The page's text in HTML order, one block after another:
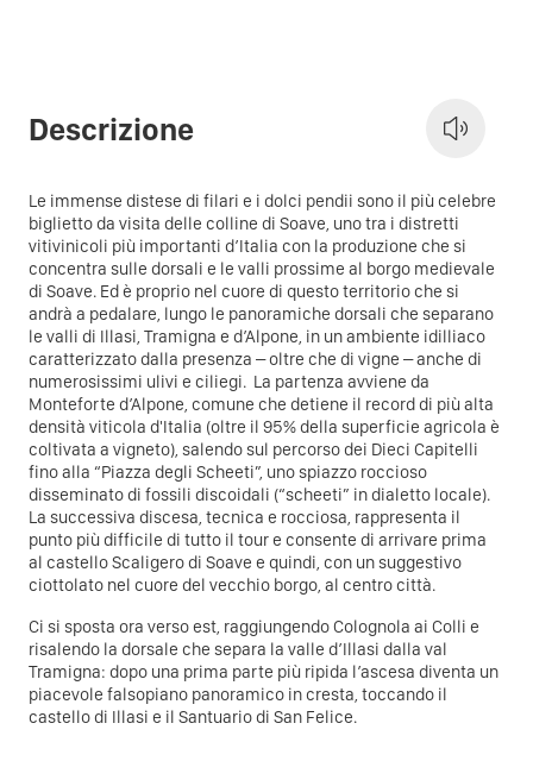
Descrizione
Le immense distese di filari e i dolci pendii sono il più celebre
biglietto da visita delle colline di Soave, uno tra i distretti
vitivinicoli più importanti d’Italia con la produzione che si
concentra sulle dorsali e le valli prossime al borgo medievale
di Soave. Ed è proprio nel cuore di questo territorio che si
andrà a pedalare, lungo le panoramiche dorsali che separano
le valli di Illasi, Tramigna e d’Alpone, in un ambiente idilliaco
caratterizzato dalla presenza – oltre che di vigne – anche di
numerosissimi ulivi e ciliegi.​ ​ La partenza avviene da
Monteforte d’Alpone, comune che detiene il record di più alta
densità viticola d'Italia (oltre il 95% della superficie agricola è
coltivata a vigneto), salendo sul percorso dei Dieci Capitelli
fino alla “Piazza degli Scheeti”, uno spiazzo roccioso
disseminato di fossili discoidali (“scheeti” in dialetto locale).
La successiva discesa, tecnica e rocciosa, rappresenta il
punto più difficile di tutto il tour e consente di arrivare prima
al castello Scaligero di Soave e quindi, con un suggestivo
ciottolato nel cuore del vecchio borgo, al centro città.
Ci si sposta ora verso est, raggiungendo Colognola ai Colli e
risalendo la dorsale che separa la valle d’Illasi dalla val
Tramigna: dopo una prima parte più ripida l’ascesa diventa un
piacevole falsopiano panoramico in cresta, toccando il
castello di Illasi e il Santuario di San Felice.